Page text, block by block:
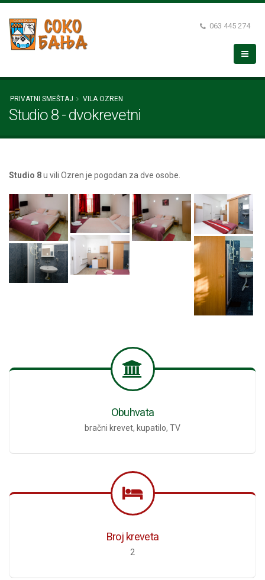
063 445 274
PRIVATNI SMEŠTAJ VILA OZREN
Studio 8 - dvokrevetni
Studio 8u vili Ozren je pogodan za dve osobe.
Obuhvata
bračni krevet, kupatilo, TV
Broj kreveta
2